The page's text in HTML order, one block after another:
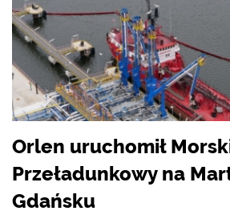
Orlen uruchomił
Przeładunkowy na
Gdańsku